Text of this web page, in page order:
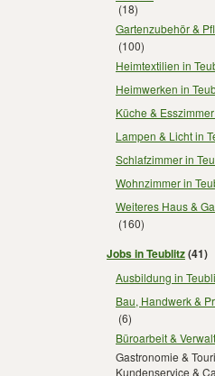
(18)
Gartenzubehör &
(100)
Heimtextilien in
Heimwerken in
Küche &
Lampen & Licht in
Schlafzimmer in
Wohnzimmer in
Weiteres Haus &
(160)
Jobs in Teublitz(41)
Ausbildung in
Bau, Handwerk &
(6)
Büroarbeit &
Gastronomie &
Kundenservice &